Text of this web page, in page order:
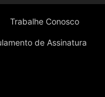
Trabalhe Conosco
de Assinatura